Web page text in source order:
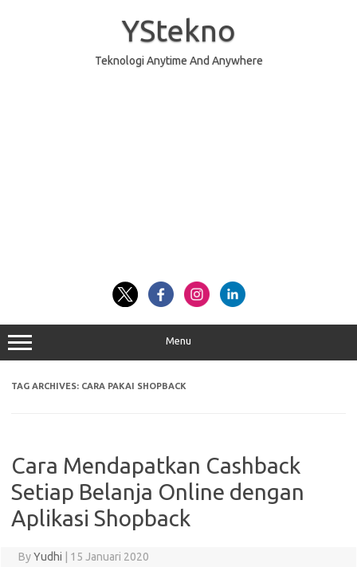
YStekno
Teknologi Anytime And Anywhere
Menu
TAG ARCHIVES: CARA PAKAI SHOPBACK
Cara Mendapatkan Cashback
Setiap Belanja Online dengan
Aplikasi Shopback
ByYudhi 15 Januari 2020